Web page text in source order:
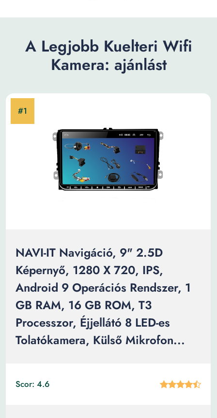
A Legjobb Kuelteri Wifi
Kamera: ajánlást
NAVI-IT Navigáció, 9" 2.5D
Képernyő, 1280 X 720, IPS,
Android 9 Operációs Rendszer, 1
GB RAM, 16 GB ROM, T3
Processzor, Éjjellátó 8 LED-es
Tolatókamera, Külső Mikrofon...
Scor: 4.6